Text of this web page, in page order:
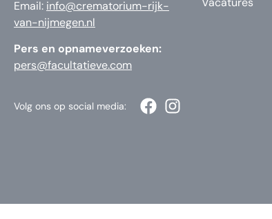
Email: info@crematorium-rijk-
van-nijmegen.nl
Pers en opnameverzoeken:
pers@facultatieve.com
Volg ons op social media: